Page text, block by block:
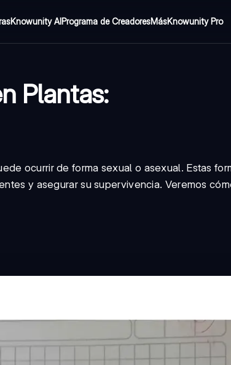
Knowunity AIPrograma de CreadoresMásKnowunity Pro
Plantas:
ocurrir de forma sexual o asexual. Estas
y asegurar su supervivencia. Veremos